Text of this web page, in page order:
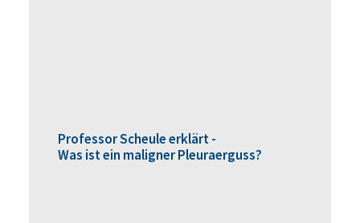
Professor Scheule erklärt -
Was ist ein maligner Pleuraerguss?